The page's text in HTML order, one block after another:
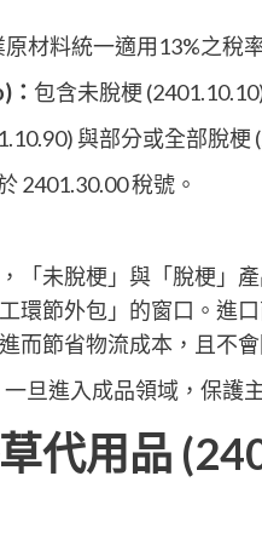
材料統一適用13%之稅
包含未脫梗
與部分或全部脫梗
2401.30.00 稅號。
「未脫梗」與「脫梗」
環節外包」的窗口。進
而節省物流成本，且不
旦進入成品領域，保護
代用品